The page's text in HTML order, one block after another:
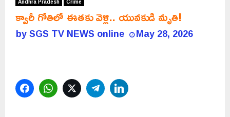
Andhra Pradesh Crime
క్వారీ గోతిలో ఈతకు వెళ్లి.. యువకుడి మృతి!
bySGS TV NEWS online May 28, 2026
FacebookWhatsAppTwitterTelegram